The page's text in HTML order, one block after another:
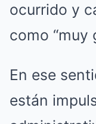
ocurrido y
como “muy
En ese
están